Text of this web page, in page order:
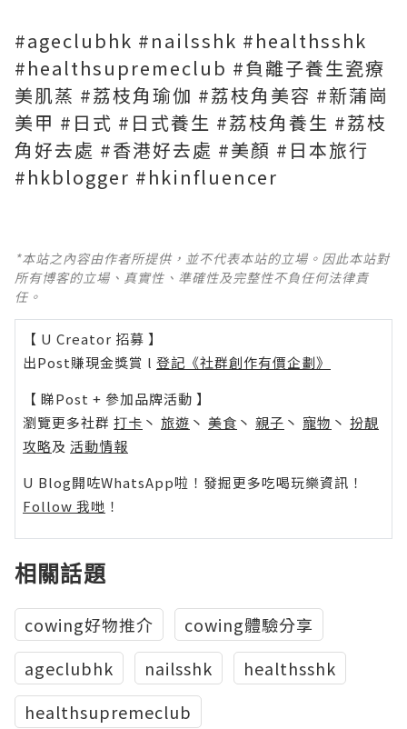
#ageclubhk #nailsshk #healthsshk
#healthsupremeclub #負離子養生瓷療
美肌蒸 #荔枝角瑜伽 #荔枝角美容 #新蒲崗
美甲 #日式 #日式養生 #荔枝角養生 #荔枝
角好去處 #香港好去處 #美顏 #日本旅行
#hkblogger #hkinfluencer
*本站之內容由作者所提供，並不代表本站的立場。因此本站對
所有博客的立場、真實性、準確性及完整性不負任何法律責
任。
【 U Creator 招募 】
出Post賺現金獎賞 l 登記《社群創作有價企劃》
【 睇Post + 參加品牌活動 】
瀏覽更多社群 打卡 丶 旅遊 丶 美食 丶 親子 丶 寵物 丶 扮靚
攻略及 活動情報
U Blog開咗WhatsApp啦！發掘更多吃喝玩樂資訊！
Follow 我哋 ！
相關話題
cowing好物推介
cowing體驗分享
ageclubhk
nailsshk
healthsshk
healthsupremeclub